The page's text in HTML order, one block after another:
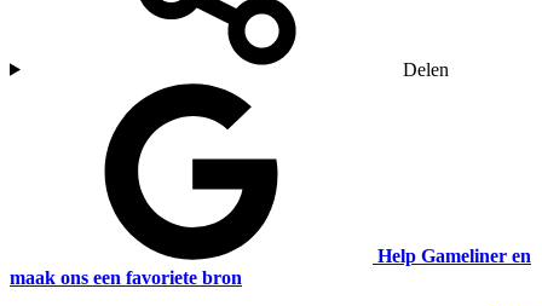
Delen
Help Gameliner en
maak ons een favoriete bron